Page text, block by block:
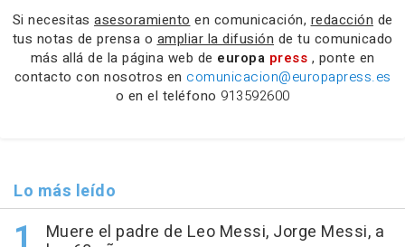
Si necesitas asesoramiento en comunicación, redacción de
tus notas de prensa o ampliar la difusión de tu comunicado
más allá de la página web de europa press , ponte en
contacto con nosotros en comunicacion@europapress.es
o en el teléfono 913592600
Lo más leído
Muere el padre de Leo Messi, Jorge Messi, a